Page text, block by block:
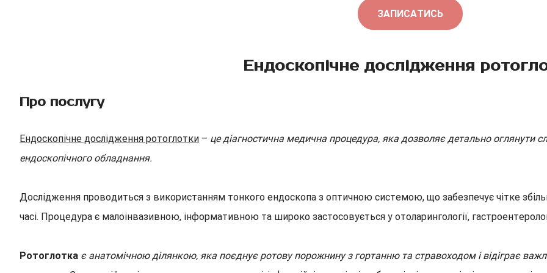
ЗАПИСАТИСЬ
Ендоскопічне дослідження
Про послугу
Ендоскопічне дослідження ротоглотки – це діагностична медична процедура, яка дозволяє детально оглянути
ендоскопічного обладнання.
Дослідження проводиться з використанням тонкого ендоскопа з оптичною системою, що забезпечує чітке
часі. Процедура є малоінвазивною, інформативною та широко застосовується у отоларингології,
Ротоглотка є анатомічною ділянкою, яка поєднує ротову порожнину з гортанню та стравоходом і відіграє